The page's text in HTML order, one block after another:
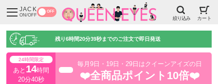
JACK
ON/OFF
OFF
絞り込み カート
残り6時間20分38秒までのご注文で即日発送
24時間限定
あと 14時間
20分38秒
毎月9日・19日・29日はクイーンアイズの日
❤️全商品ポイント10倍❤️